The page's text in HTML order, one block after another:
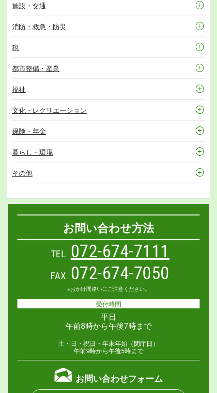
施設・交通
消防・救急・防災
税
都市整備・産業
福祉
文化・レクリエーション
保険・年金
暮らし・環境
その他
お問い合わせ方法
TEL 072-674-7111
FAX 072-674-7050
※おかけ間違いにご注意ください。
受付時間
平日
午前8時から午後7時まで
土・日・祝日・年末年始（閉庁日）
午前9時から午後5時まで
お問い合わせフォーム